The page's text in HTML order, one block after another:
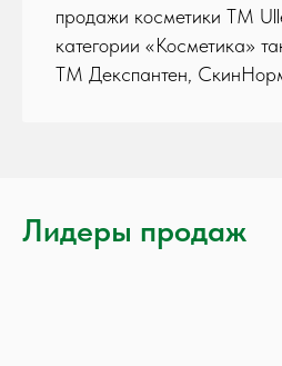
продажи косметики ТМ
категории «Косметика»
ТМ Декспантен,
Лидеры продаж